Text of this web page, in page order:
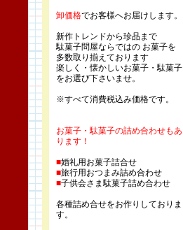
卸価格でお客様へお届けします。
新作トレンドから珍品まで
駄菓子問屋ならではの お菓子を
多数取り揃えております
楽しく・懐かしいお菓子・駄菓子
をお選び下さいませ。
※すべて消費税込み価格です。
お菓子・駄菓子の詰め合わせもあ
ります！
■婚礼用お菓子詰合せ
■旅行用おつまみ詰め合わせ
■子供会さま駄菓子詰め合わせ
各種詰め合せをお作りしておりま
す。